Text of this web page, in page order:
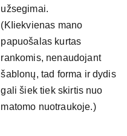
užsegimai.
(KIiekvienas mano
papuošalas kurtas
rankomis, nenaudojant
šablonų, tad forma ir dydis
gali šiek tiek skirtis nuo
matomo nuotraukoje.)